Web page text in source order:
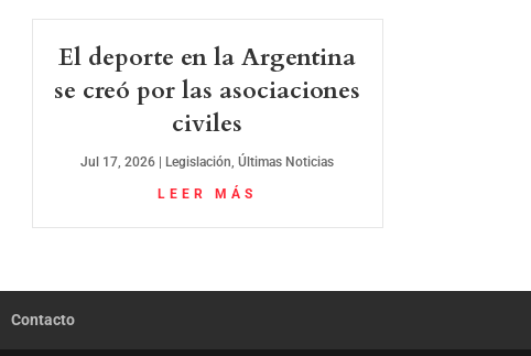
El deporte en la Argentina
se creó por las asociaciones
civiles
Jul 17, 2026 Legislación,Últimas Noticias
LEER MÁS
Contacto